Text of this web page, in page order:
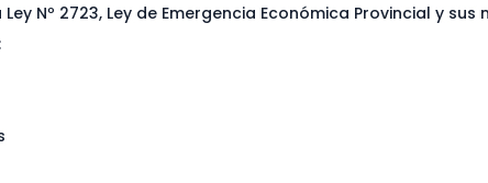
Ley Nº 2723, Ley de Emergencia Económica Provincial y